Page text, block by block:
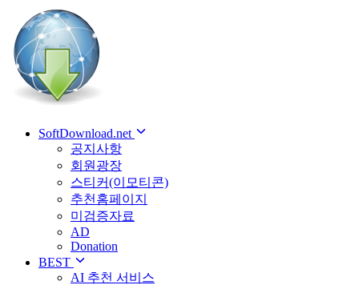
SoftDownload.net
공지사항
회원광장
스티커(이모티콘)
추천홈페이지
미검증자료
AD
Donation
BEST
AI 추천 서비스